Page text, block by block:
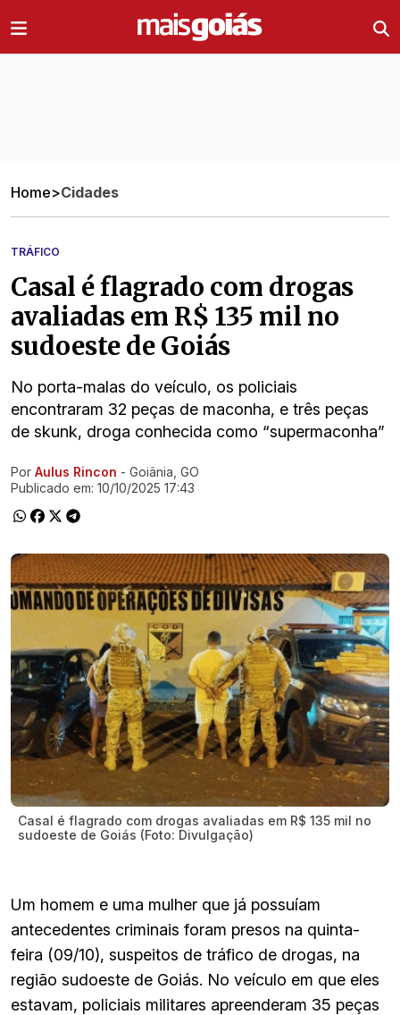
Home>Cidades
TRÁFICO
Casal é flagrado com drogas
avaliadas em R$ 135 mil no
sudoeste de Goiás
No porta-malas do veículo, os policiais
encontraram 32 peças de maconha, e três peças
de skunk, droga conhecida como “supermaconha”
Ir direto pra matéria
Por Aulus Rincon - Goiânia, GO
Publicado em: 10/10/2025 17:43
Casal é flagrado com drogas avaliadas em R$ 135 mil no
sudoeste de Goiás (Foto: Divulgação)
Um homem e uma mulher que já possuíam
antecedentes criminais foram presos na quinta-
feira (09/10), suspeitos de tráfico de drogas, na
região sudoeste de Goiás. No veículo em que eles
estavam, policiais militares apreenderam 35 peças